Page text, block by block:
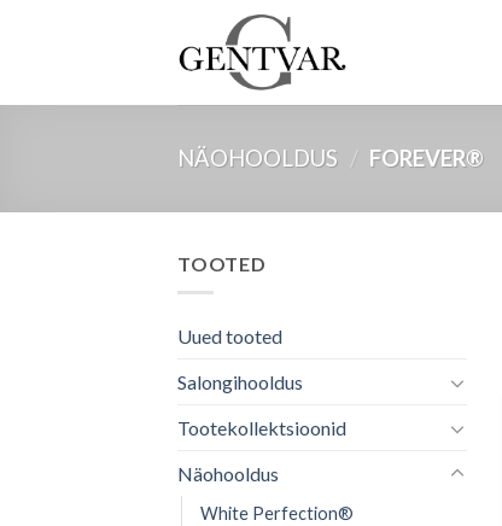
NÄOHOOLDUS / FOREVER®
TOOTED
Uued tooted
Salongihooldus
Tootekollektsioonid
Näohooldus
White Perfection®